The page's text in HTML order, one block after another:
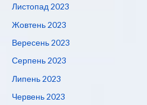
Листопад 2023
Жовтень 2023
Вересень 2023
Серпень 2023
Липень 2023
Червень 2023